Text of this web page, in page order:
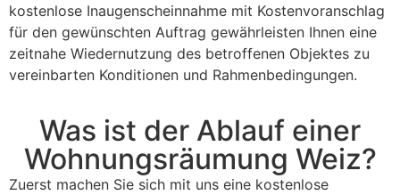
kostenlose Inaugenscheinnahme mit Kostenvoranschlag
für den gewünschten Auftrag gewährleisten Ihnen eine
zeitnahe Wiedernutzung des betroffenen Objektes zu
vereinbarten Konditionen und Rahmenbedingungen.
Was ist der Ablauf einer
Wohnungsräumung Weiz?
Zuerst machen Sie sich mit uns eine kostenlose